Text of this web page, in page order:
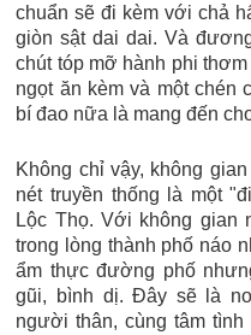
chuẩn sẽ đi kèm với chả
giòn sật dai dai. Và
chút tóp mỡ hành phi
ngọt ăn kèm và một chén
bí đao nữa là mang đến
Không chỉ vậy, không
nét truyền thống là một
Lộc Thọ. Với không gian
trong lòng thành phố náo
ẩm thực đường phố
gũi, bình dị. Đây sẽ là
người thân, cùng tâm